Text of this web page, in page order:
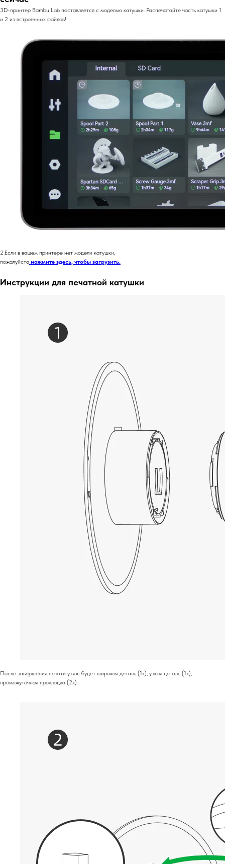
3D-принтер Bambu Lab поставляется с моделью катушки. Распечатайте часть катушки 1
и 2 из встроенных файлов!
2.Если в вашем принтере нет модели катушки,
пожалуйста нажмите здесь, чтобы загрузить.
Инструкции для печатной катушки
После завершения печати у вас будет широкая деталь (1x), узкая деталь (1x),
промежуточная прокладка (2x).